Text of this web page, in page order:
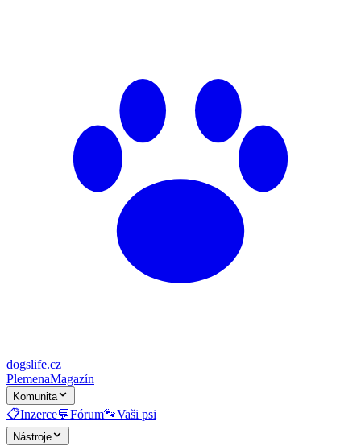
dogslife.cz
PlemenaMagazín
Komunita
📋Inzerce💬Fórum🐾Vaši psi
Nástroje